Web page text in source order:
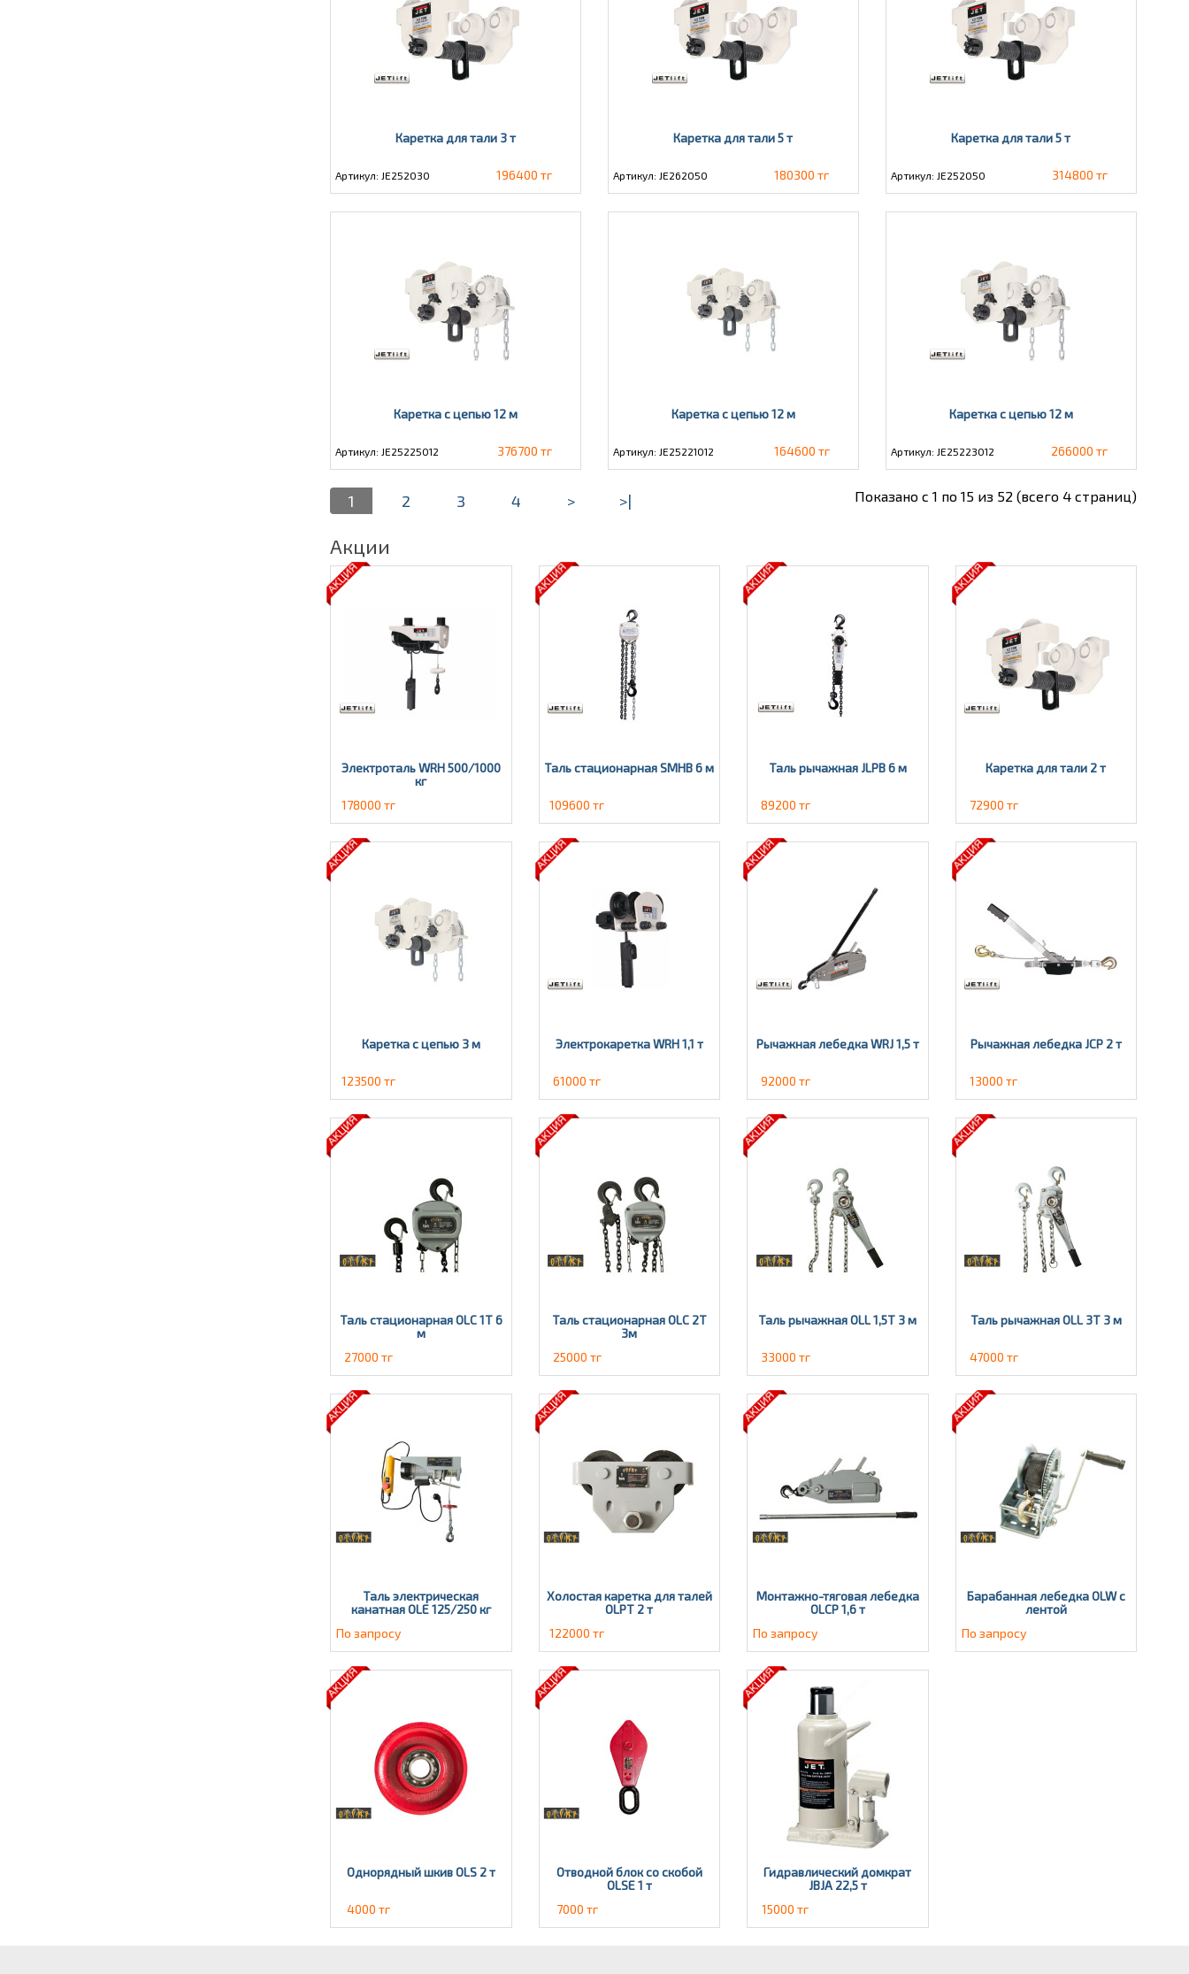
Каретка для тали 3 т
Артикул: JE252030 196400 тг
Каретка для тали 5 т
Артикул: JE262050 180300 тг
Каретка для тали 5 т
Артикул: JE252050 314800 тг
Каретка с цепью 12 м
Артикул: JE25225012 376700 тг
Каретка с цепью 12 м
Артикул: JE25221012 164600 тг
Каретка с цепью 12 м
Артикул: JE25223012 266000 тг
1 2 3 4 > >| Показано с 1 по 15 из 52 (всего 4 страниц)
Акции
Электроталь WRH 500/1000
кг
178000 тг
Таль стационарная SMHВ 6 м
109600 тг
Таль рычажная JLPВ 6 м
89200 тг
Каретка для тали 2 т
72900 тг
Каретка с цепью 3 м
123500 тг
Электрокаретка WRH 1,1 т
61000 тг
Рычажная лебедка WRJ 1,5 т
92000 тг
Рычажная лебедка JCP 2 т
13000 тг
Таль стационарная OLC 1Т 6
м
27000 тг
Таль стационарная OLC 2T
3м
25000 тг
Таль рычажная OLL 1,5Т 3 м
33000 тг
Таль рычажная OLL 3T 3 м
47000 тг
Таль электрическая
канатная OLE 125/250 кг
По запросу
Холостая каретка для талей
OLPT 2 т
122000 тг
Монтажно-тяговая лебедка
OLCP 1,6 т
По запросу
Барабанная лебедка OLW с
лентой
По запросу
Однорядный шкив OLS 2 т
4000 тг
Отводной блок со скобой
OLSE 1 т
7000 тг
Гидравлический домкрат
JBJА 22,5 т
15000 тг